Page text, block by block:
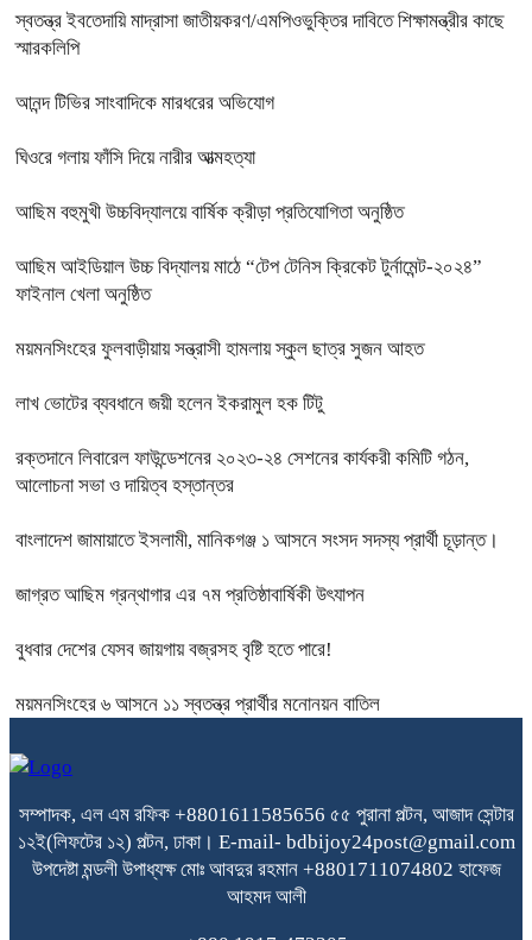
স্বতন্ত্র ইবতেদায়ি মাদ্রাসা জাতীয়করণ/এমপিওভুক্তির দাবিতে শিক্ষামন্ত্রীর কাছে
স্মারকলিপি
আনন্দ টিভির সাংবাদিকে মারধরের অভিযোগ
ঘিওরে গলায় ফাঁসি দিয়ে নারীর আত্মহত্যা
আছিম বহুমুখী উচ্চবিদ্যালয়ে বার্ষিক ক্রীড়া প্রতিযোগিতা অনুষ্ঠিত
আছিম আইডিয়াল উচ্চ বিদ্যালয় মাঠে “টেপ টেনিস ক্রিকেট টুর্নামেন্ট-২০২৪”
ফাইনাল খেলা অনুষ্ঠিত
ময়মনসিংহের ফুলবাড়ীয়ায় সন্ত্রাসী হামলায় স্কুল ছাত্র সুজন আহত
লাখ ভোটের ব্যবধানে জয়ী হলেন ইকরামুল হক টিটু
রক্তদানে লিবারেল ফাউন্ডেশনের ২০২৩-২৪ সেশনের কার্যকরী কমিটি গঠন,
আলোচনা সভা ও দায়িত্ব হস্তান্তর
বাংলাদেশ জামায়াতে ইসলামী, মানিকগঞ্জ ১ আসনে সংসদ সদস্য প্রার্থী চূড়ান্ত।
জাগ্রত আছিম গ্রন্থাগার এর ৭ম প্রতিষ্ঠাবার্ষিকী উৎযাপন
বুধবার দেশের যেসব জায়গায় বজ্রসহ বৃষ্টি হতে পারে!
ময়মনসিংহের ৬ আসনে ১১ স্বতন্ত্র প্রার্থীর মনোনয়ন বাতিল
সম্পাদক, এল এম রফিক +8801611585656 ৫৫ পুরানা পল্টন, আজাদ সেন্টার
১২ই(লিফটের ১২) পল্টন, ঢাকা। E-mail- bdbijoy24post@gmail.com
উপদেষ্টা মন্ডলী উপাধ্যক্ষ মোঃ আবদুর রহমান +8801711074802 হাফেজ
আহমদ আলী